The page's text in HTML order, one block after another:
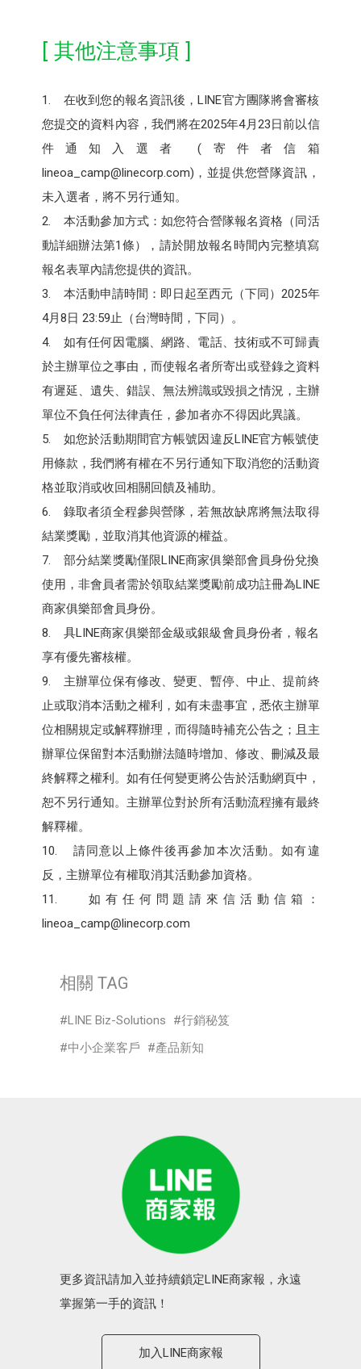
[ 其他注意事項 ]
1. 在收到您的報名資訊後，LINE官方團隊將會審核
您提交的資料內容，我們將在2025年4月23日前以信
件通知入選者 (寄件者信箱
lineoa_camp@linecorp.com)，並提供您營隊資訊，
未入選者，將不另行通知。
2. 本活動參加方式：如您符合營隊報名資格（同活
動詳細辦法第1條），請於開放報名時間內完整填寫
報名表單內請您提供的資訊。
3. 本活動申請時間：即日起至西元（下同）2025年
4月8日 23:59止（台灣時間，下同）。
4. 如有任何因電腦、網路、電話、技術或不可歸責
於主辦單位之事由，而使報名者所寄出或登錄之資料
有遲延、遺失、錯誤、無法辨識或毀損之情況，主辦
單位不負任何法律責任，參加者亦不得因此異議。
5. 如您於活動期間官方帳號因違反LINE官方帳號使
用條款，我們將有權在不另行通知下取消您的活動資
格並取消或收回相關回饋及補助。
6. 錄取者須全程參與營隊，若無故缺席將無法取得
結業獎勵，並取消其他資源的權益。
7. 部分結業獎勵僅限LINE商家俱樂部會員身份兌換
使用，非會員者需於領取結業獎勵前成功註冊為LINE
商家俱樂部會員身份。
8. 具LINE商家俱樂部金級或銀級會員身份者，報名
享有優先審核權。
9. 主辦單位保有修改、變更、暫停、中止、提前終
止或取消本活動之權利，如有未盡事宜，悉依主辦單
位相關規定或解釋辦理，而得隨時補充公告之；且主
辦單位保留對本活動辦法隨時增加、修改、刪減及最
終解釋之權利。如有任何變更將公告於活動網頁中，
恕不另行通知。主辦單位對於所有活動流程擁有最終
解釋權。
10. 請同意以上條件後再參加本次活動。如有違
反，主辦單位有權取消其活動參加資格。
11. 如有任何問題請來信活動信箱：
lineoa_camp@linecorp.com
相關 TAG
LINE Biz-Solutions
行銷秘笈
中小企業客戶
產品新知
更多資訊請加入並持續鎖定LINE商家報，永遠
掌握第一手的資訊！
加入LINE商家報